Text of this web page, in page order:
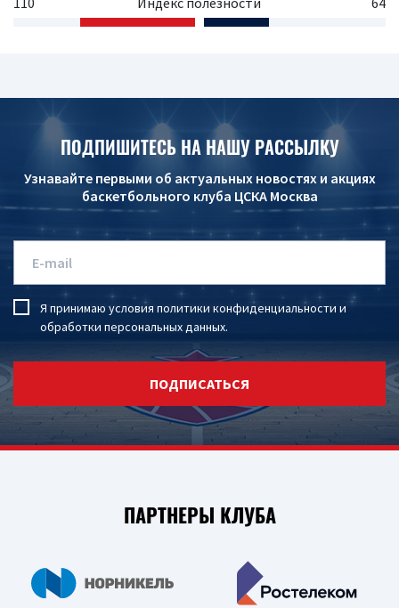
ПОДПИШИТЕСЬ НА НАШУ РАССЫЛКУ
Узнавайте первыми об актуальных новостях и акциях
баскетбольного клуба ЦСКА Москва
Я принимаю условия политики конфиденциальности и
обработки персональных данных.
ПОДПИСАТЬСЯ
ПАРТНЕРЫ КЛУБА